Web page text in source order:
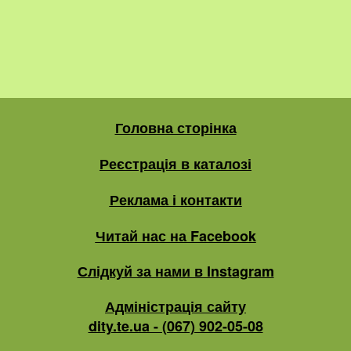
Головна сторінка
Реєстрація в каталозі
Реклама і контакти
Читай нас на Facebook
Слідкуй за нами в Instagram
Адміністрація сайту
dity.te.ua - (067) 902-05-08